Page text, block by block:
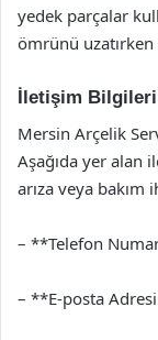
yedek parçalar
ömrünü uzatırken
İletişim Bilgileri
Mersin Arçelik
Aşağıda yer alan
arıza veya bakım
– **Telefon
– **E-posta